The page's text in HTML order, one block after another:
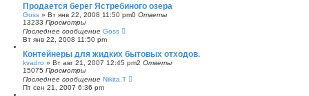
Продается берег Ястребиного озера
Goss » Вт янв 22, 2008 11:50 pm0 Ответы
13233 Просмотры
Последнее сообщение Goss
Вт янв 22, 2008 11:50 pm
Контейнеры для жидких бытовых отходов.
kvadro » Вт авг 21, 2007 12:45 pm2 Ответы
15075 Просмотры
Последнее сообщение Nikita.T
Пт сен 21, 2007 6:36 pm